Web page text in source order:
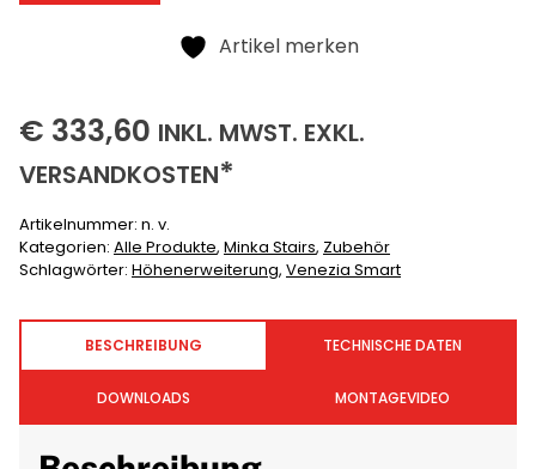
Artikel merken
€ 333,60 333,60
INKL. (INKLUSIVE)
MWST. EXKL.
VERSANDKOSTEN*
Artikelnummer: n. v.
Kategorien: Alle Produkte, Minka Stairs, Zubehör
Schlagwörter: Höhenerweiterung, Venezia Smart
BESCHREIBUNG TECHNISCHE DATEN
DOWNLOADS MONTAGEVIDEO